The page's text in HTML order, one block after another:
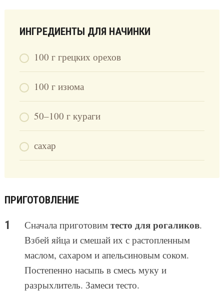
ИНГРЕДИЕНТЫ ДЛЯ НАЧИНКИ
100 г грецких орехов
100 г изюма
50–100 г кураги
сахар
ПРИГОТОВЛЕНИЕ
Сначала приготовим тесто для рогаликов.
Взбей яйца и смешай их с растопленным
маслом, сахаром и апельсиновым соком.
Постепенно насыпь в смесь муку и
разрыхлитель. Замеси тесто.